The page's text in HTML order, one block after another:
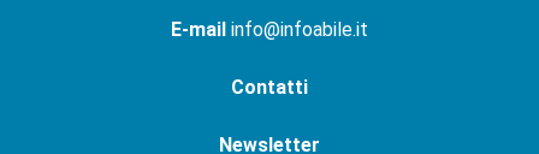
E-mail info@infoabile.it
Contatti
Newsletter